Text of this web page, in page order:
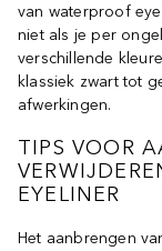
van waterproof
niet als je per
verschillende
klassiek zwart tot
afwerkingen.
TIPS VOOR
EYELINER
Het aanbrengen